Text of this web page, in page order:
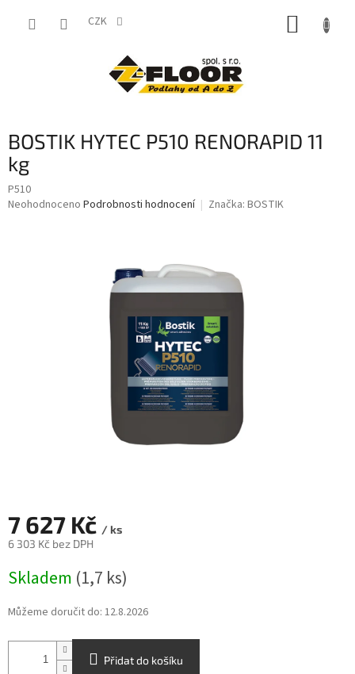
CZK
BOSTIK HYTEC P510 RENORAPID 11
kg
P510
Průměrné
Neohodnoceno Podrobnosti hodnocení Značka: BOSTIK
7 627 Kč / ks
6 303 Kč bez DPH
cena:
Skladem (1,7 ks)
Můžeme doručit do: 12.8.2026
Přidat do košíku